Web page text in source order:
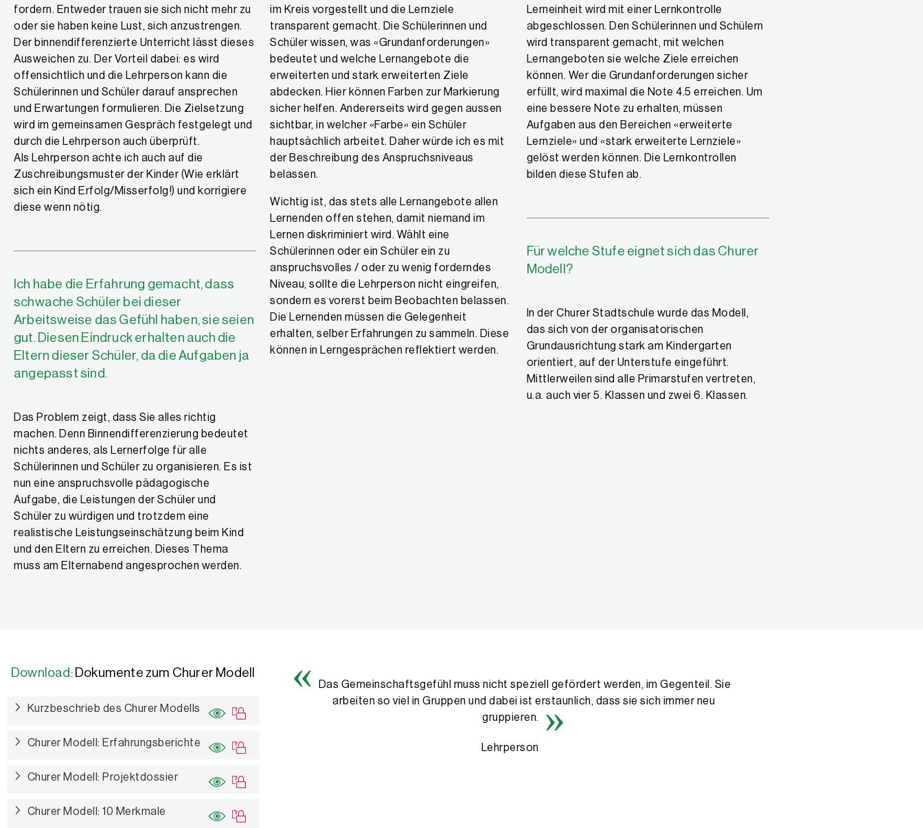
fordern. Entweder trauen sie sich nicht mehr zu
oder sie haben keine Lust, sich anzustrengen.
Der binnendifferenzierte Unterricht lässt dieses
Ausweichen zu. Der Vorteil dabei: es wird
offensichtlich und die Lehrperson kann die
Schülerinnen und Schüler darauf ansprechen
und Erwartungen formulieren. Die Zielsetzung
wird im gemeinsamen Gespräch festgelegt und
durch die Lehrperson auch überprüft.
Als Lehrperson achte ich auch auf die
Zuschreibungsmuster der Kinder (Wie erklärt
sich ein Kind Erfolg/Misserfolg!) und korrigiere
diese wenn nötig.
Ich habe die Erfahrung gemacht, dass
schwache Schüler bei dieser
Arbeitsweise das Gefühl haben, sie seien
gut. Diesen Eindruck erhalten auch die
Eltern dieser Schüler, da die Aufgaben ja
angepasst sind.
Das Problem zeigt, dass Sie alles richtig
machen. Denn Binnendifferenzierung bedeutet
nichts anderes, als Lernerfolge für alle
Schülerinnen und Schüler zu organisieren. Es ist
nun eine anspruchsvolle pädagogische
Aufgabe, die Leistungen der Schüler und
Schüler zu würdigen und trotzdem eine
realistische Leistungseinschätzung beim Kind
und den Eltern zu erreichen. Dieses Thema
muss am Elternabend angesprochen werden.
im Kreis vorgestellt und die Lernziele
transparent gemacht. Die Schülerinnen und
Schüler wissen, was «Grundanforderungen»
bedeutet und welche Lernangebote die
erweiterten und stark erweiterten Ziele
abdecken. Hier können Farben zur Markierung
sicher helfen. Andererseits wird gegen aussen
sichtbar, in welcher «Farbe» ein Schüler
hauptsächlich arbeitet. Daher würde ich es mit
der Beschreibung des Anspruchsniveaus
belassen.
Wichtig ist, das stets alle Lernangebote allen
Lernenden offen stehen, damit niemand im
Lernen diskriminiert wird. Wählt eine
Schülerinnen oder ein Schüler ein zu
anspruchsvolles / oder zu wenig forderndes
Niveau, sollte die Lehrperson nicht eingreifen,
sondern es vorerst beim Beobachten belassen.
Die Lernenden müssen die Gelegenheit
erhalten, selber Erfahrungen zu sammeln. Diese
können in Lerngesprächen reflektiert werden.
Lerneinheit wird mit einer Lernkontrolle
abgeschlossen. Den Schülerinnen und Schülern
wird transparent gemacht, mit welchen
Lernangeboten sie welche Ziele erreichen
können. Wer die Grundanforderungen sicher
erfüllt, wird maximal die Note 4.5 erreichen. Um
eine bessere Note zu erhalten, müssen
Aufgaben aus den Bereichen «erweiterte
Lernziele» und «stark erweiterte Lernziele»
gelöst werden können. Die Lernkontrollen
bilden diese Stufen ab.
Für welche Stufe eignet sich das Churer
Modell?
In der Churer Stadtschule wurde das Modell,
das sich von der organisatorischen
Grundausrichtung stark am Kindergarten
orientiert, auf der Unterstufe eingeführt.
Mittlerweilen sind alle Primarstufen vertreten,
u.a. auch vier 5. Klassen und zwei 6. Klassen.
Download:Dokumente zum Churer Modell
Kurzbeschrieb des Churer Modells
Churer Modell: Erfahrungsberichte
Churer Modell: Projektdossier
Churer Modell: 10 Merkmale
Das Gemeinschaftsgefühl muss nicht speziell gefördert werden, im Gegenteil. Sie
arbeiten so viel in Gruppen und dabei ist erstaunlich, dass sie sich immer neu
gruppieren.
Lehrperson